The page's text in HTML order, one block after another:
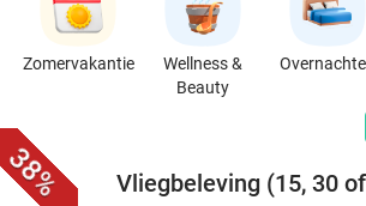
Zomervakantie
Wellness &
Beauty
38% Vliegbeleving (15, 30